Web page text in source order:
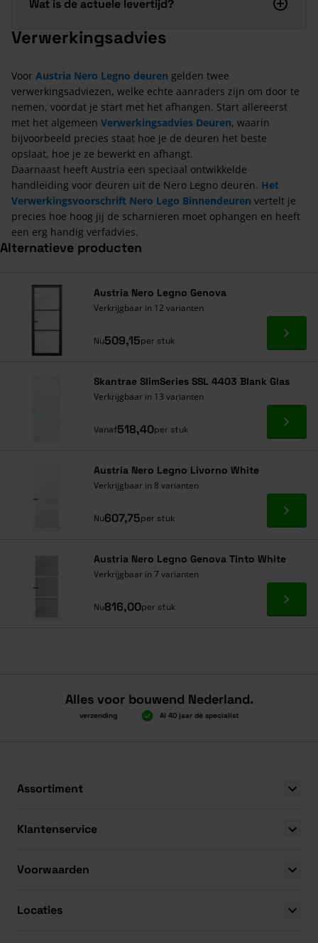
Wat is de actuele levertijd?
Verwerkingsadvies
Voor Austria Nero Legno deuren gelden twee
verwerkingsadviezen, welke echte aanraders zijn om door te
nemen, voordat je start met het afhangen. Start allereerst
met het algemeen Verwerkingsadvies Deuren, waarin
bijvoorbeeld precies staat hoe je de deuren het beste
opslaat, hoe je ze bewerkt en afhangt.
Daarnaast heeft Austria een speciaal ontwikkelde
handleiding voor deuren uit de Nero Legno deuren. Het
Verwerkingsvoorschrift Nero Lego Binnendeuren vertelt je
precies hoe hoog jij de scharnieren moet ophangen en heeft
een erg handig verfadvies.
Alternatieve producten
Austria Nero Legno Genova
Verkrijgbaar in 12 varianten
Nu509,15per stuk Ga
Skantrae SlimSeries SSL 4403 Blank Glas
Verkrijgbaar in 13 varianten
Vanaf518,40per stuk Ga
Austria Nero Legno Livorno White
Verkrijgbaar in 8 varianten
Nu607,75per stuk Ga
Austria Nero Legno Genova Tinto White
Verkrijgbaar in 7 varianten
Nu816,00per stuk Ga
Alles voor bouwend Nederland.
Boven 2.000 gratis verzending Al 40 jaar dé specialist
Assortiment
Klantenservice
Voorwaarden
Locaties